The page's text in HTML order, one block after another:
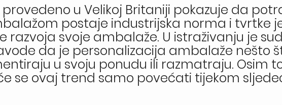
u Velikoj Britaniji pokazuje da
postaje industrijska norma i tvrtke
razvoja svoje ambalaže. U istraživanju je
da je personalizacija ambalaže nešto
u svoju ponudu ili razmatraju. Osim
se ovaj trend samo povećati tijekom